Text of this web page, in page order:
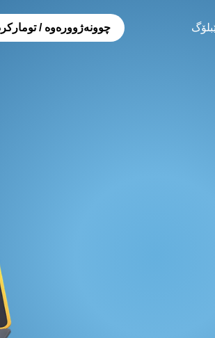
چوونەژوورەوە /